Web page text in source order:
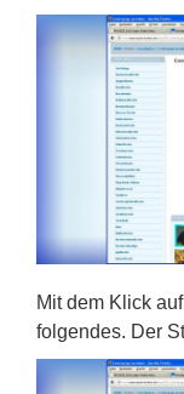
Mit dem Klick
folgendes. Der